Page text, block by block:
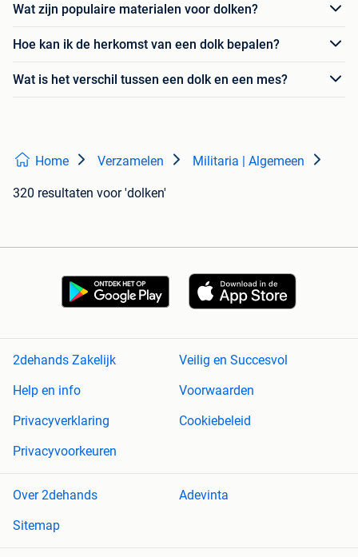
Wat zijn populaire materialen voor dolken?
Hoe kan ik de herkomst van een dolk bepalen?
Wat is het verschil tussen een dolk en een mes?
Home Verzamelen Militaria | Algemeen
320 resultaten voor 'dolken'
2dehands Zakelijk
Veilig en Succesvol
Help en info
Voorwaarden
Privacyverklaring
Cookiebeleid
Privacyvoorkeuren
Over 2dehands
Adevinta
Sitemap